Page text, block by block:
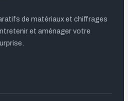
de matériaux et chiffrages
et aménager votre